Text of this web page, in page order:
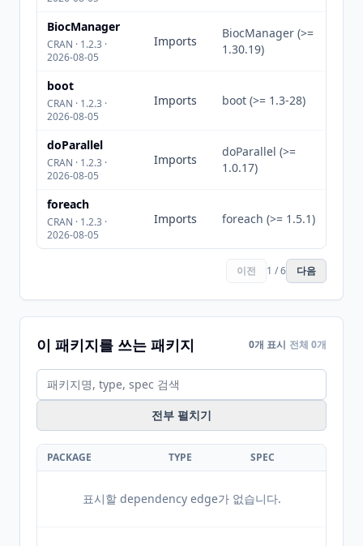
BiocManager
CRAN · 1.2.3 ·
2026-08-05
Imports
BiocManager (>=
1.30.19)
boot
CRAN · 1.2.3 ·
2026-08-05
Imports boot (>= 1.3-28)
doParallel
CRAN · 1.2.3 ·
2026-08-05
Imports
doParallel (>=
1.0.17)
foreach
CRAN · 1.2.3 ·
2026-08-05
Imports foreach (>= 1.5.1)
이전 1 / 6 다음
이 패키지를 쓰는 패키지 0개 표시 전체 0개
전부 펼치기
PACKAGE TYPE SPEC
표시할 dependency edge가 없습니다.